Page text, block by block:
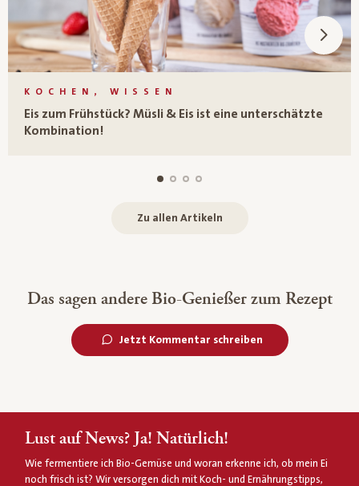
KOCHEN, WISSEN
Eis zum Frühstück? Müsli & Eis ist eine unterschätzte
Kombination!
Zu allen Artikeln
Das sagen andere Bio-Genießer zum Rezept
Jetzt Kommentar schreiben
Lust auf News? Ja! Natürlich!
Wie fermentiere ich Bio-Gemüse und woran erkenne ich, ob mein Ei
noch frisch ist? Wir versorgen dich mit Koch- und Ernährungstipps,